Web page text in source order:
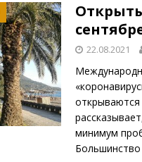
22.08.2021
открываются
минимум